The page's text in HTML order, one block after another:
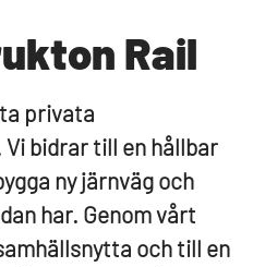
Rail
privata
bidrar till en hållbar
ny järnväg och
har. Genom vårt
och till en